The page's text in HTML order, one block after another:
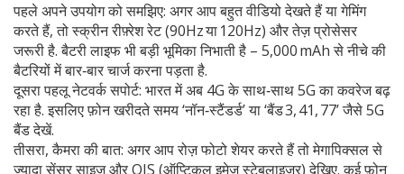
पहले अपने उपयोग को समझिए: अगर आप बहुत वीडियो देखते हैं या गेमिंग
करते हैं, तो स्क्रीन रीफ़्रेश रेट (90Hz या 120Hz) और तेज़ प्रोसेसर
जरूरी है. बैटरी लाइफ भी बड़ी भूमिका निभाती है – 5,000 mAh से नीचे की
बैटरियों में बार‑बार चार्ज करना पड़ता है.
दूसरा पहलू नेटवर्क सपोर्ट: भारत में अब 4G के साथ‑साथ 5G का कवरेज बढ़
रहा है. इसलिए फ़ोन खरीदते समय ‘नॉन‑स्टैंडर्ड’ या ‘बैंड 3, 41, 77’ जैसे 5G
बैंड देखें.
तीसरा, कैमरा की बात: अगर आप रोज़ फोटो शेयर करते हैं तो मेगापिक्सल से
ज्यादा सेंसर साइज और OIS (ऑप्टिकल इमेज़ स्टेबलाइज़र) देखिए. कई फ़ोन